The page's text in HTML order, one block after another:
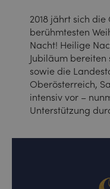
2018 jährt sich
berühmtesten
Nacht! Heilige
Jubiläum bereiten
sowie die
Oberösterreich,
intensiv vor –
Unterstützung